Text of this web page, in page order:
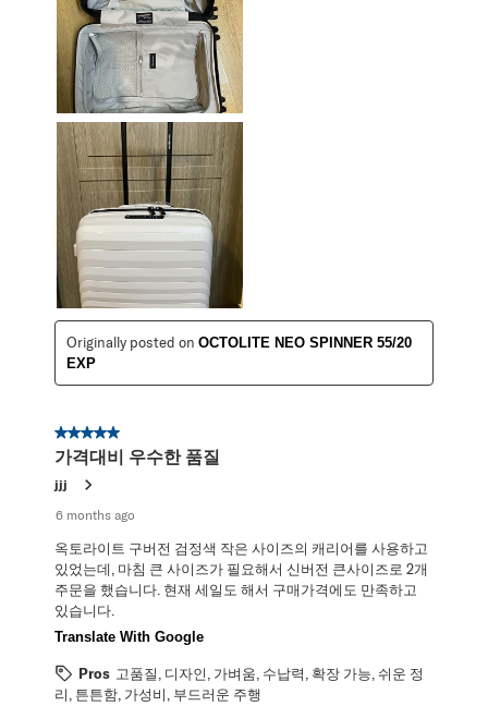
Originally posted on OCTOLITE NEO SPINNER 55/20
EXP
5 out of 5 stars.
가격대비 우수한 품질
jjj
6 months ago
옥토라이트 구버전 검정색 작은 사이즈의 캐리어를 사용하고
있었는데, 마침 큰 사이즈가 필요해서 신버전 큰사이즈로 2개
주문을 했습니다. 현재 세일도 해서 구매가격에도 만족하고
있습니다.
Translate With Google
Pros 고품질, 디자인, 가벼움, 수납력, 확장 가능, 쉬운 정
리, 튼튼함, 가성비, 부드러운 주행